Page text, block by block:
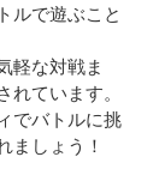
ルで遊ぶこと
軽な対戦ま
れています。
でバトルに挑
ましょう！